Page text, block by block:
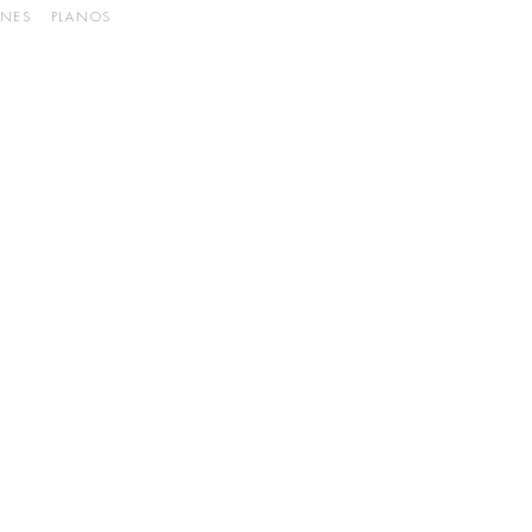
PLANOS